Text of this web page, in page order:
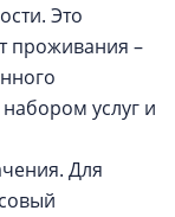
Это
проживания –
услуг и
Для